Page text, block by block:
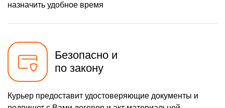
Смазка втулок
600 р
Замена цепи привода
хода
Замена шкива привода
хода
1160 р
Замена (установка)
срезного болта
Заказать
назначить удобное время
Безопасно и
по закону
Курьер предоставит удостоверяющие документы и